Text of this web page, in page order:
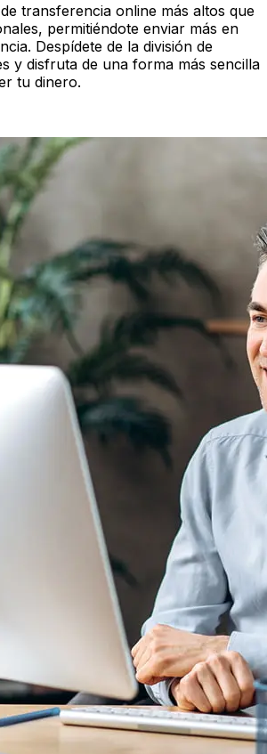
transferencia online más altos que
permitiéndote enviar más en
Despídete de la división de
y disfruta de una forma más sencilla
tu dinero.